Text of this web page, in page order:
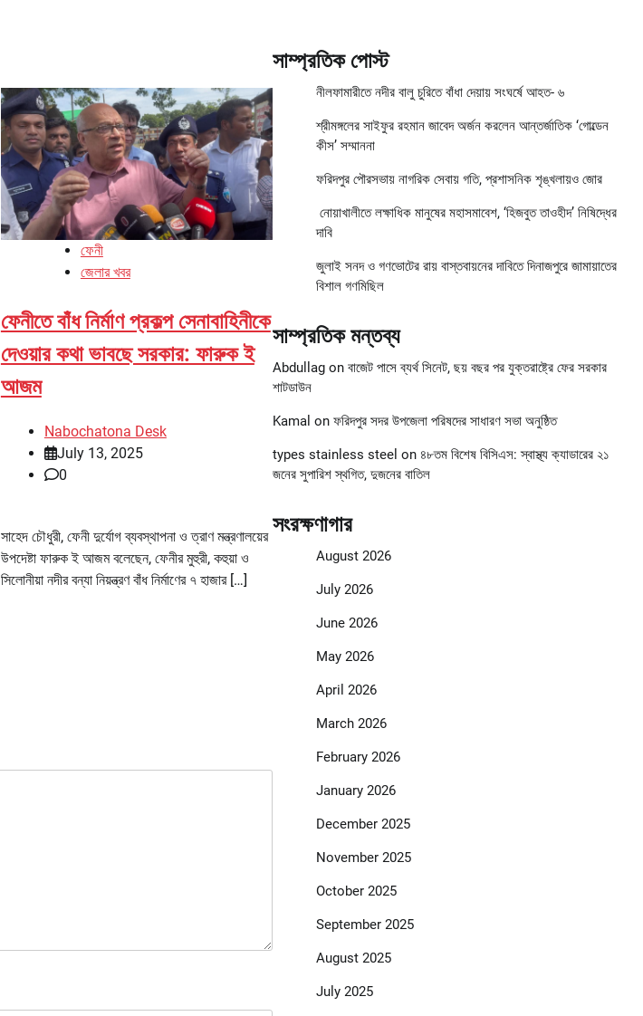
ফেনী
জেলার খবর
ফেনীতে বাঁধ নির্মাণ প্রকল্প সেনাবাহিনীকে
দেওয়ার কথা ভাবছে সরকার: ফারুক ই
আজম
Nabochatona Desk
July 13, 2025
0
সাহেদ চৌধুরী, ফেনী দুর্যোগ ব্যবস্থাপনা ও ত্রাণ মন্ত্রণালয়ের
উপদেষ্টা ফারুক ই আজম বলেছেন, ফেনীর মুহুরী, কহুয়া ও
সিলোনীয়া নদীর বন্যা নিয়ন্ত্রণ বাঁধ নির্মাণের ৭ হাজার […]
সাম্প্রতিক পোস্ট
নীলফামারীতে নদীর বালু চুরিতে বাঁধা দেয়ায় সংঘর্ষে আহত- ৬
শ্রীমঙ্গলের সাইফুর রহমান জাবেদ অর্জন করলেন আন্তর্জাতিক ‘গোল্ডেন
কীস’ সম্মাননা
ফরিদপুর পৌরসভায় নাগরিক সেবায় গতি, প্রশাসনিক শৃঙ্খলায়ও জোর
নোয়াখালীতে লক্ষাধিক মানুষের মহাসমাবেশ, ‘হিজবুত তাওহীদ’ নিষিদ্ধের
দাবি
জুলাই সনদ ও গণভোটের রায় বাস্তবায়নের দাবিতে দিনাজপুরে জামায়াতের
বিশাল গণমিছিল
সাম্প্রতিক মন্তব্য
Abdullagon বাজেট পাসে ব্যর্থ সিনেট, ছয় বছর পর যুক্তরাষ্ট্রে ফের সরকার
শাটডাউন
Kamal on ফরিদপুর সদর উপজেলা পরিষদের সাধারণ সভা অনুষ্ঠিত
types stainless steel on ৪৮তম বিশেষ বিসিএস: স্বাস্থ্য ক্যাডারের ২১
জনের সুপারিশ স্থগিত, দুজনের বাতিল
সংরক্ষণাগার
August 2026
July 2026
June 2026
May 2026
April 2026
March 2026
February 2026
January 2026
December 2025
November 2025
October 2025
September 2025
August 2025
July 2025